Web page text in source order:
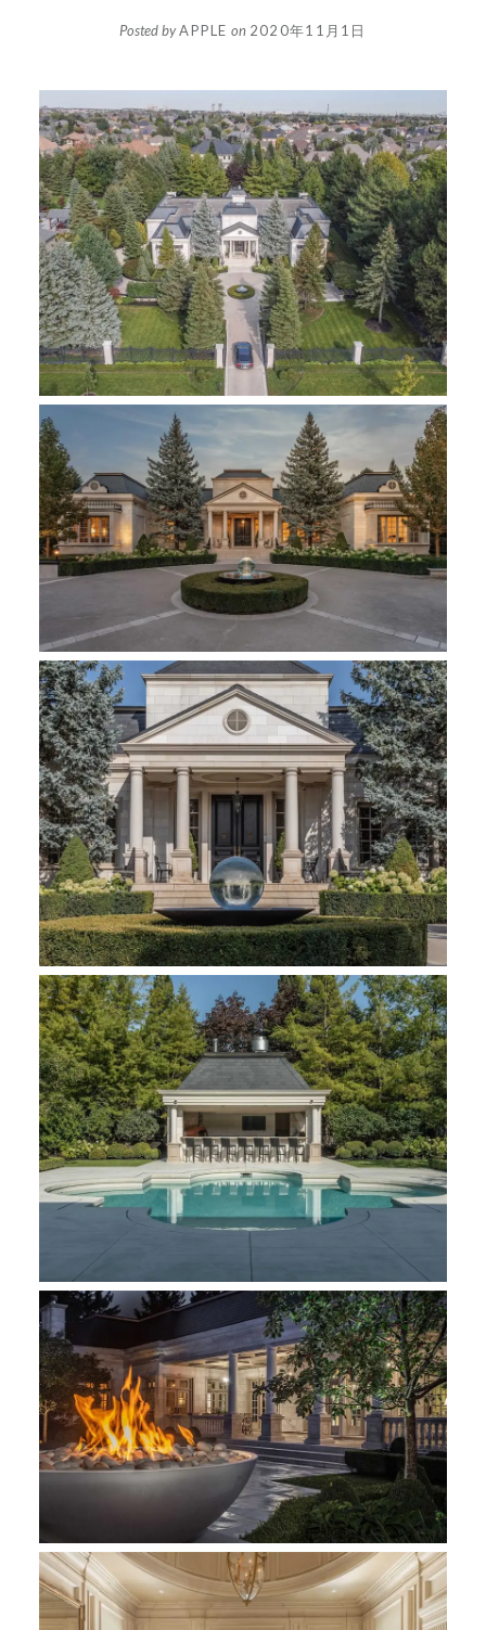
Posted byAPPLE on 2020年11月1日